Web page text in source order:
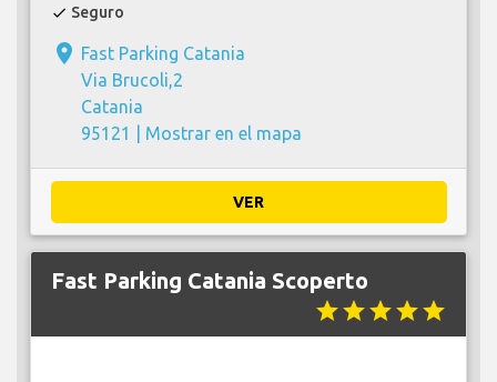
check Seguro
place Fast Parking Catania
Via Brucoli,2
Catania
95121 | Mostrar en el mapa
VER
Fast Parking Catania Scoperto
starstarstarstarstar